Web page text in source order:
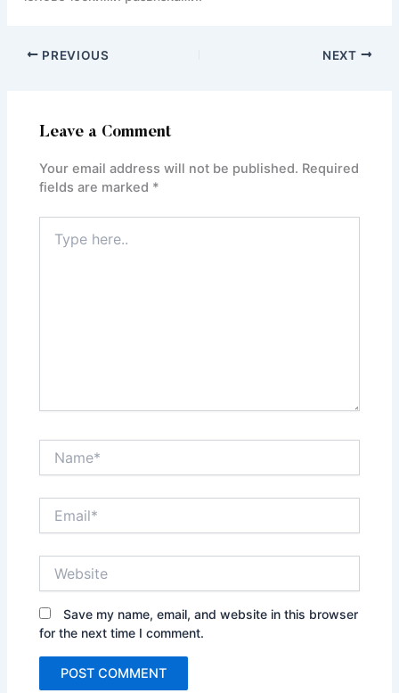
PREVIOUS NEXT
Leave a Comment
Your email address will not be published. Required
fields are marked *
here..
Save my name, email, and website in this browser
for the next time I comment.